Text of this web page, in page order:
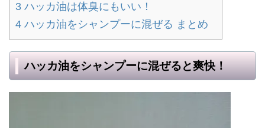
3 ハッカ油は体臭にもいい！
4 ハッカ油をシャンプーに混ぜる まとめ
ハッカ油をシャンプーに混ぜると爽快！